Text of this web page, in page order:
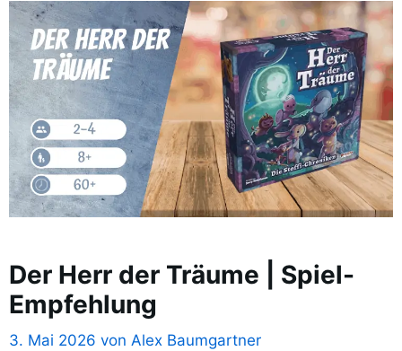
Der Herr der Träume | Spiel-
Empfehlung
3. Mai 2026 von Alex Baumgartner